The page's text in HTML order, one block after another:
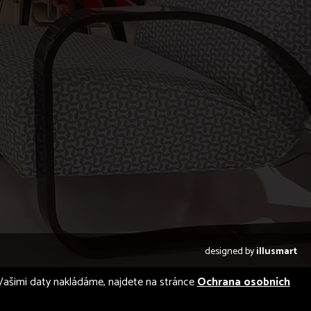
designed byillusmart
daty nakládáme, najdete na stránceOchrana osobních